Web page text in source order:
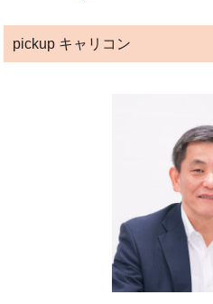
pickup キャリコン